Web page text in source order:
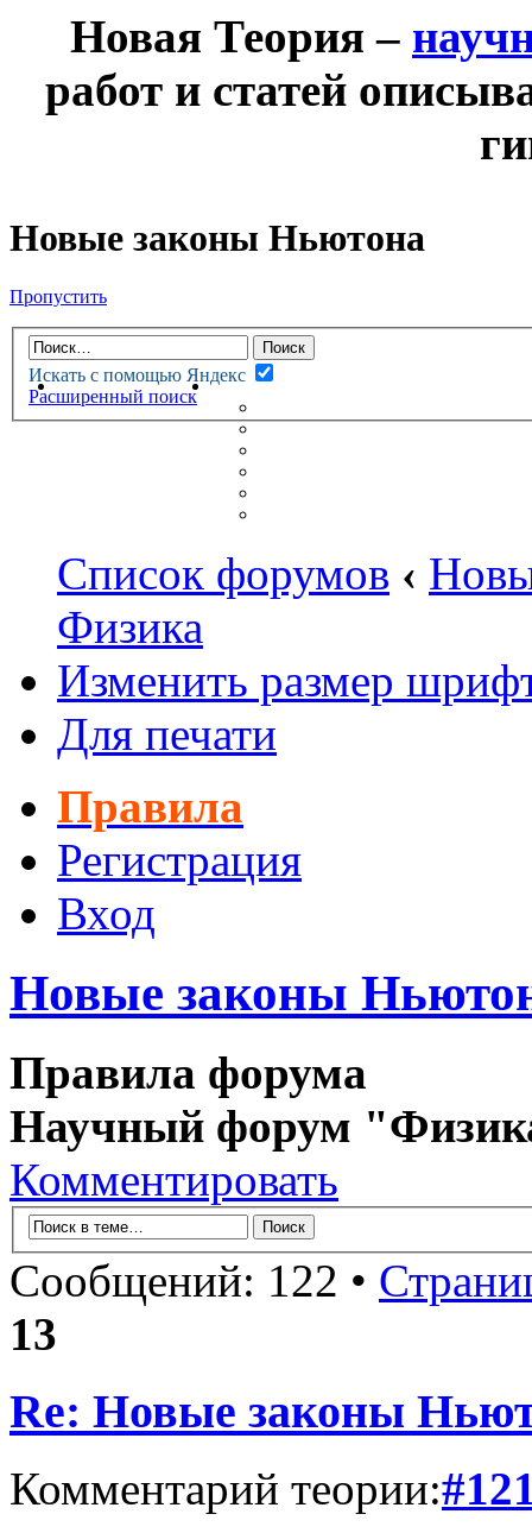
Новая Теория –
работ и статей
Новые законы Ньютона
Пропустить
Искать с помощью Яндекс
Расширенный поиск
НОВАЯ ТЕОРИЯФОРУМ
НЕПРОЧИТАННЫЕ
Список форумов ‹
Физика
Изменить размер
Для печати
Правила
Регистрация
Вход
Новые законы
Правила форума
Научный форум
Комментировать
Сообщений: 122 •
13
Re: Новые законы
Комментарий теории: